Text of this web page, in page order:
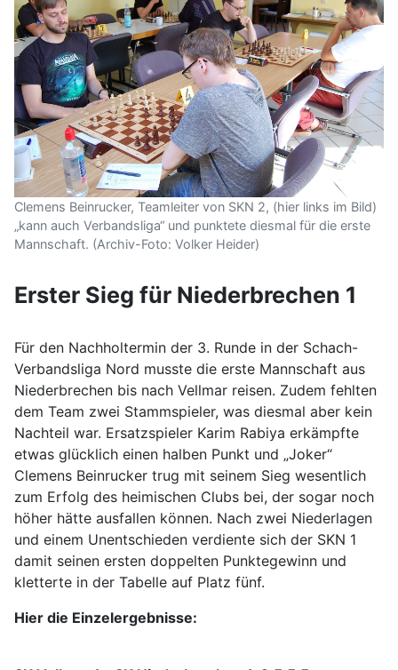
Clemens Beinrucker, Teamleiter von SKN 2, (hier links im Bild)
„kann auch Verbandsliga“ und punktete diesmal für die erste
Mannschaft. (Archiv-Foto: Volker Heider)
Erster Sieg für Niederbrechen 1
Für den Nachholtermin der 3. Runde in der Schach-
Verbandsliga Nord musste die erste Mannschaft aus
Niederbrechen bis nach Vellmar reisen. Zudem fehlten
dem Team zwei Stammspieler, was diesmal aber kein
Nachteil war. Ersatzspieler Karim Rabiya erkämpfte
etwas glücklich einen halben Punkt und „Joker“
Clemens Beinrucker trug mit seinem Sieg wesentlich
zum Erfolg des heimischen Clubs bei, der sogar noch
höher hätte ausfallen können. Nach zwei Niederlagen
und einem Unentschieden verdiente sich der SKN 1
damit seinen ersten doppelten Punktegewinn und
kletterte in der Tabelle auf Platz fünf.
Hier die Einzelergebnisse: